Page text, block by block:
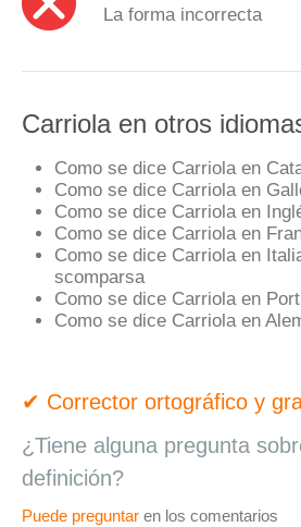
La forma incorrecta
Carriola en otros
Como se dice Carriola en
Como se dice Carriola en
Como se dice Carriola en
Como se dice Carriola en
Como se dice Carriola en
scomparsa
Como se dice Carriola en
Como se dice Carriola en
✔ Corrector ortográfico y
¿Tiene alguna pregunta
definición?
Puede preguntar en los comentarios